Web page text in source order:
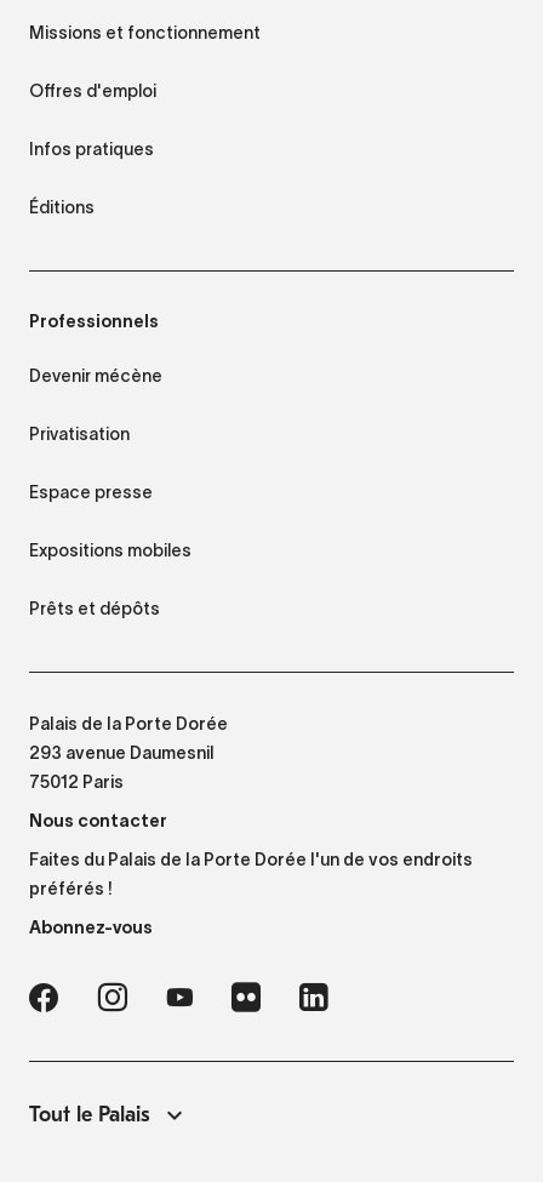
Missions et fonctionnement
Offres d'emploi
Infos pratiques
Éditions
Professionnels
Devenir mécène
Privatisation
Espace presse
Expositions mobiles
Prêts et dépôts
Palais de la Porte Dorée
293 avenue Daumesnil
75012 Paris
Nous contacter
Faites du Palais de la Porte Dorée l'un de vos endroits
préférés !
Abonnez-vous
Tout le Palais